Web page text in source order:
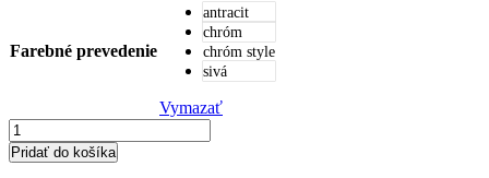
Farebné prevedenie
antracit
chróm
chróm style
sivá
Vymazať
Pridať do košíka